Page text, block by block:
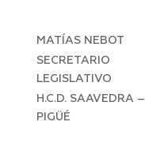
MATÍAS NEBOT
SECRETARIO
LEGISLATIVO
H.C.D. SAAVEDRA –
PIGÜÉ